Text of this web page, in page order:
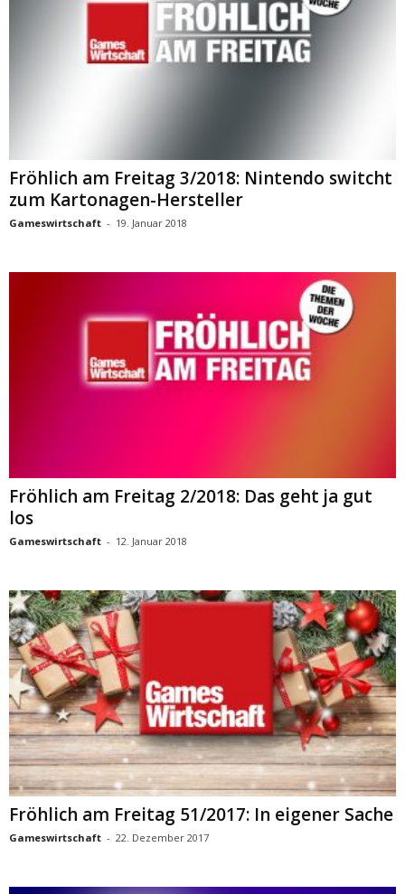
Fröhlich am Freitag 3/2018: Nintendo switcht
zum Kartonagen-Hersteller
Gameswirtschaft - 19. Januar 2018
Fröhlich am Freitag 2/2018: Das geht ja gut
los
Gameswirtschaft - 12. Januar 2018
Fröhlich am Freitag 51/2017: In eigener Sache
Gameswirtschaft - 22. Dezember 2017